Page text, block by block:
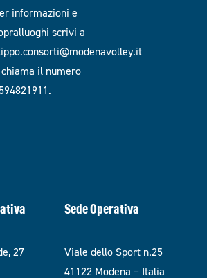
informazioni e
scrivi a
il numero
27
Sede Operativa
Viale dello Sport n.25
41122 Modena – Italia